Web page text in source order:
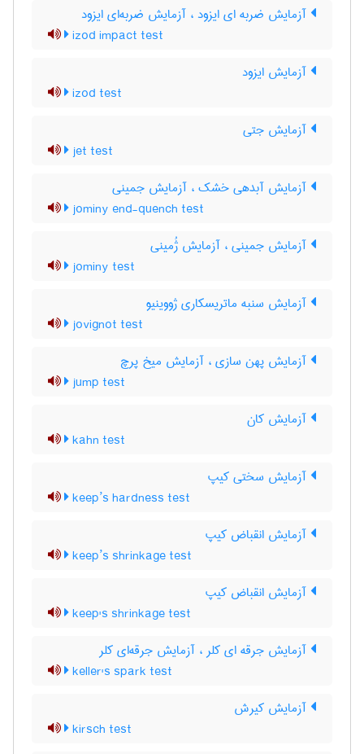
آزمایش ضربه ای ایزود ، آزمایش ضربه‌ای ایزود
izod impact test
آزمایش ایزود
izod test
آزمایش جتی
jet test
آزمایش آبدهی خشک ، آزمایش جمینی
jominy end-quench test
آزمایش جمینی ، آزمایش ژُمینی
jominy test
آزمایش سنبه ماتریسکاری ژووینیو
jovignot test
آزمایش پهن سازی ، آزمایش میخ پرچ
jump test
آزمایش کان
kahn test
آزمایش سختی کیپ
keep’s hardness test
آزمایش انقباض کیپ
keep’s shrinkage test
آزمایش انقباض کیپ
keep's shrinkage test
آزمایش جرقه ای کلر ، آزمایش جرقه‌ای کلر
keller's spark test
آزمایش کیرش
kirsch test